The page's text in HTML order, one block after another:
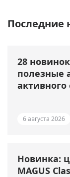
Последние
28
полезные
6 августа 2026
Новинка:
MAGUS